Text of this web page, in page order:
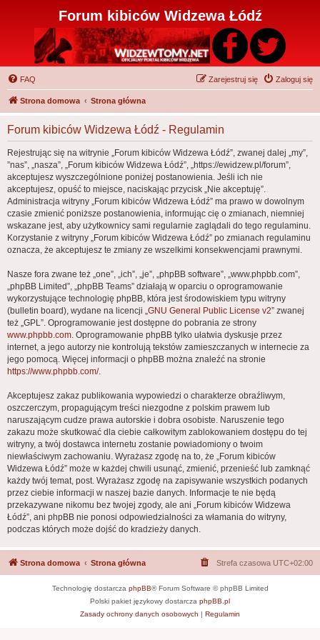
Forum kibiców Widzewa Łódź
FAQ Zaloguj się
Zarejestruj się
Strona domowa Strona główna
Forum kibiców Widzewa Łódź - Regulamin
Rejestrując się na witrynie „Forum kibiców Widzewa Łódź”, zwanej dalej „my”,
”nas”, „nasza”, „Forum kibiców Widzewa Łódź”, „https://ewidzew.pl/forum”,
akceptujesz wyszczególnione poniżej postanowienia. Jeśli ich nie
akceptujesz, opuść to miejsce, naciskając przycisk „Nie akceptuję”.
Administracja witryny „Forum kibiców Widzewa Łódź” ma prawo w dowolnym
czasie zmienić poniższe postanowienia, informując cię o zmianach, niemniej
wskazane jest, aby użytkownicy sami regularnie zaglądali do tego regulaminu.
Korzystanie z witryny „Forum kibiców Widzewa Łódź” po zmianach regulaminu
oznacza, że akceptujesz te zmiany ze wszelkimi konsekwencjami prawnymi.
Nasze fora zwane też „one”, „ich”, „je”, „phpBB software”, „www.phpbb.com”,
„phpBB Limited”, „phpBB Teams” działają w oparciu o oprogramowanie
wykorzystujące technologię phpBB, która jest środowiskiem typu witryny
(bulletin board), wydane na licencji „GNU General Public License v2” zwanej
też „GPL”. Oprogramowanie jest dostępne do pobrania ze strony
www.phpbb.com. Oprogramowanie phpBB tylko ułatwia dyskusje przez
internet, a jego autorzy nie kontrolują tekstów zamieszczanych w internecie za
jego pomocą. Więcej informacji o phpBB można znaleźć na stronie
https://www.phpbb.com/.
Akceptujesz zakaz publikowania wypowiedzi o charakterze obraźliwym,
oszczerczym, propagującym treści niezgodne z polskim prawem lub
naruszającym cudze prawa autorskie i dobra osobiste. Naruszenie tego
zakazu może skutkować dla ciebie całkowitym zablokowaniem dostępu do tej
witryny, a twój dostawca internetu zostanie powiadomiony o twoim
niewłaściwym zachowaniu. Wyrażasz zgodę na to, że „Forum kibiców
Widzewa Łódź” może w każdej chwili usunąć, zmienić, przenieść lub zamknąć
każdy twój temat, post. Wyrażasz zgodę na zapisywanie wszystkich podanych
przez ciebie informacji w naszej bazie danych. Informacje te nie będą
przekazywane nikomu bez twojej zgody, ale ani „Forum kibiców Widzewa
Łódź”, ani phpBB nie ponosi odpowiedzialności za włamania do witryny,
podczas których może dojść do kradzieży danych.
Strona domowa Strona główna Strefa czasowa UTC+02:00
Technologię dostarcza phpBB® Forum Software © phpBB Limited
Polski pakiet językowy dostarcza phpBB.pl
Zasady ochrony danych osobowych | Regulamin